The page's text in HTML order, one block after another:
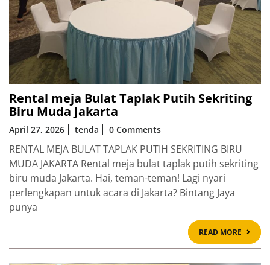
Rental meja Bulat Taplak Putih Sekriting
Biru Muda Jakarta
April 27, 2026 tenda 0 Comments
RENTAL MEJA BULAT TAPLAK PUTIH SEKRITING BIRU
MUDA JAKARTA Rental meja bulat taplak putih sekriting
biru muda Jakarta. Hai, teman-teman! Lagi nyari
perlengkapan untuk acara di Jakarta? Bintang Jaya
punya
READ MORE
READ